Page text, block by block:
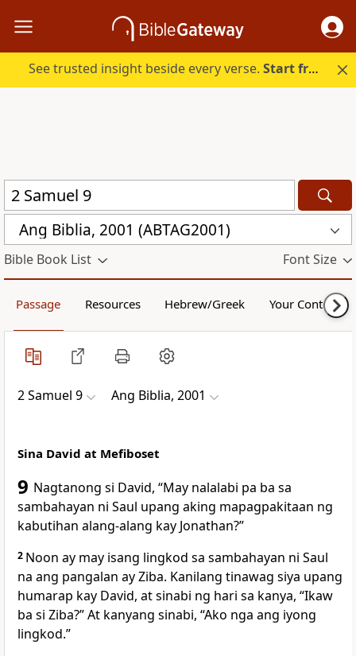
See trusted insight beside every verse.Start free.
Ang Biblia, 2001 (ABTAG2001)
Bible Book List Font Size
Passage Resources Hebrew/Greek Your Content
2 Samuel 9 Ang Biblia, 2001
Sina David at Mefiboset
9 Nagtanong si David, “May nalalabi pa ba sa
sambahayan ni Saul upang aking mapagpakitaan ng
kabutihan alang-alang kay Jonathan?”
2 Noon ay may isang lingkod sa sambahayan ni Saul
na ang pangalan ay Ziba. Kanilang tinawag siya upang
humarap kay David, at sinabi ng hari sa kanya, “Ikaw
ba si Ziba?” At kanyang sinabi, “Ako nga ang iyong
lingkod.”